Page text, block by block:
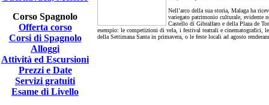
Corso Spagnolo
Offerta corso
Corsi di Spagnolo
Alloggi
Attività ed Escursioni
Prezzi e Date
Servizi gratuiti
Esame di Livello
Nell’arco della sua storia, Malaga ha
variegato patrimonio culturale, evidente
Castello di Gibralfaro e della Plaza de
esempio: le competizioni di vela, i festival teatrali e cinematografici,
della Settimana Santa in primavera, o le feste locali ad agosto